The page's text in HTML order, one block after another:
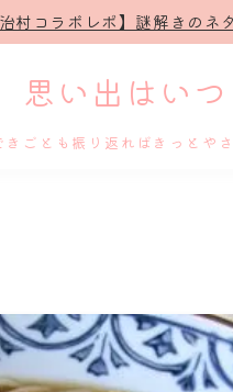
治村コラボレポ】謎解きの
思い出はいつ
きごとも振り返ればきっと
謎解き